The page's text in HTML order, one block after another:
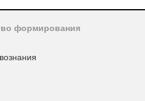
формирования